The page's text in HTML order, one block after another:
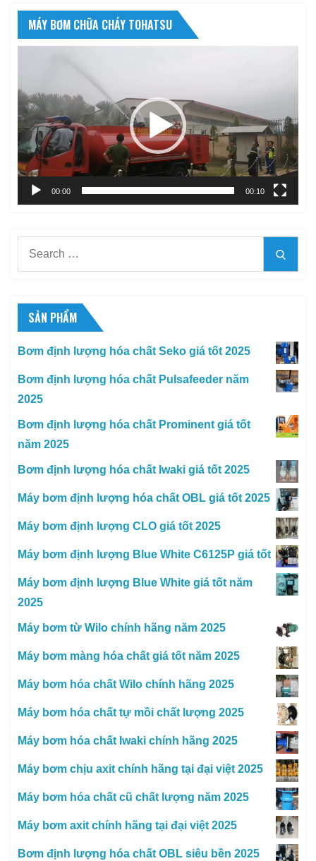
MÁY BƠM CHỮA CHÁY TOHATSU
Video
00:00 00:10
SẢN PHẨM
Bơm định lượng hóa chất Seko giá tốt 2025
Bơm định lượng hóa chất Pulsafeeder năm
2025
Bơm định lượng hóa chất Prominent giá tốt
năm 2025
Bơm định lượng hóa chất Iwaki giá tốt 2025
Máy bơm định lượng hóa chất OBL giá tốt 2025
Máy bơm định lượng CLO giá tốt 2025
Máy bơm định lượng Blue White C6125P giá tốt
Máy bơm định lượng Blue White giá tốt năm
2025
Máy bơm từ Wilo chính hãng năm 2025
Máy bơm màng hóa chất giá tốt năm 2025
Máy bơm hóa chất Wilo chính hãng 2025
Máy bơm hóa chất tự mồi chất lượng 2025
Máy bơm hóa chất Iwaki chính hãng 2025
Máy bơm chịu axit chính hãng tại đại việt 2025
Máy bơm hóa chất cũ chất lượng năm 2025
Máy bơm axit chính hãng tại đại việt 2025
Bơm định lượng hóa chất OBL siêu bền 2025